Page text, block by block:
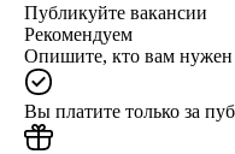
Публикуйте вакансии
Рекомендуем
Опишите, кто вам нужен
Вы платите только за